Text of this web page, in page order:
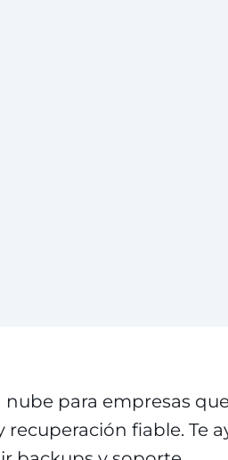
para empresas
fiable. Te